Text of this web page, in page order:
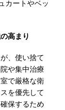
カートやベッ
高まり
、使い捨て
や集中治療
で厳格な衛
を優先して
保するため